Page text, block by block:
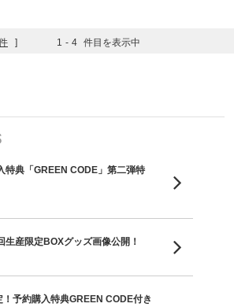
] 1 - 4 件目を表示中
特典「GREEN CODE」第二弾特
産限定BOXグッズ画像公開！
予約購入特典GREEN CODE付き